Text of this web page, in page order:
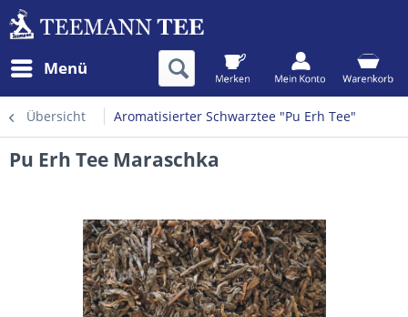
Menü
Übersicht Aromatisierter Schwarztee "Pu Erh Tee"
Pu Erh Tee Maraschka